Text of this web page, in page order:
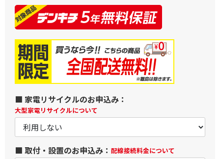
■ 家電リサイクルのお申込み：
大型家電リサイクルについて
■ 取付・設置のお申込み： 配線接続料金について